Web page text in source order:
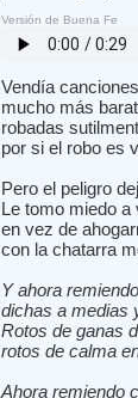
Versión de Buena Fe
Vendía
mucho más
robadas
por si el robo es
Pero el peligro
Le tomo miedo a
en vez de
con la chatarra
Y ahora
dichas a medias
Rotos de ganas
rotos de calma
Ahora remiendo